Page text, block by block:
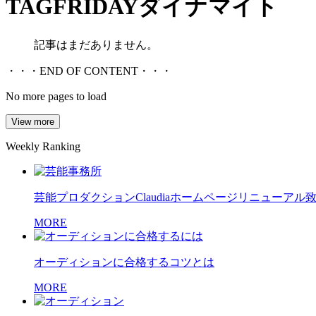
TAGFRIDAYダイナマイト
記事はまだありません。
・・・END OF CONTENT・・・
No more pages to load
View more
Weekly Ranking
芸能プロダクションClaudiaホームページリニューアル致
MORE
オーディションに合格するコツとは
MORE